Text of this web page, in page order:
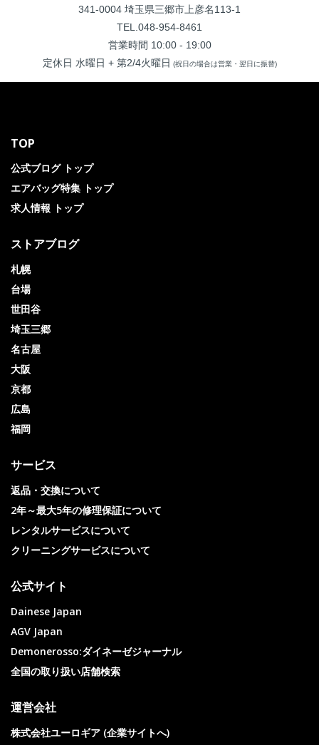
341-0004 埼玉県三郷市上彦名113-1
TEL.048-954-8461
営業時間 10:00 - 19:00
定休日 水曜日 + 第2/4火曜日 (祝日の場合は営業・翌日に振替)
TOP
公式ブログ トップ
エアバッグ特集 トップ
求人情報 トップ
ストアブログ
札幌
台場
世田谷
埼玉三郷
名古屋
大阪
京都
広島
福岡
サービス
返品・交換について
2年～最大5年の修理保証について
レンタルサービスについて
クリーニングサービスについて
公式サイト
Dainese Japan
AGV Japan
Demonerosso:ダイネーゼジャーナル
全国の取り扱い店舗検索
運営会社
株式会社ユーロギア (企業サイトへ)